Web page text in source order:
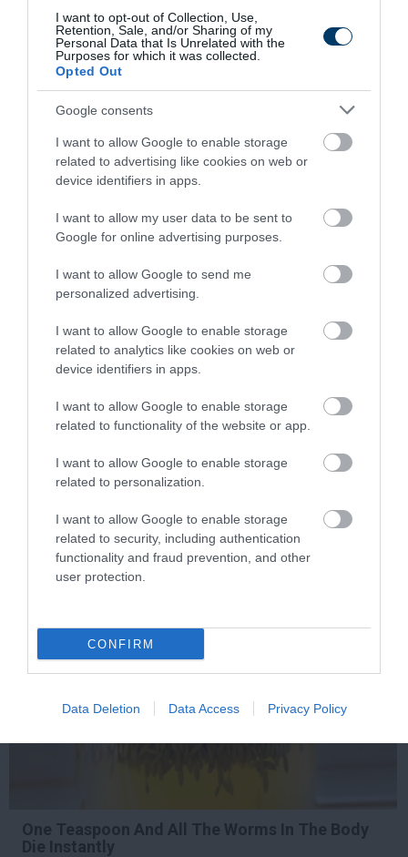
I want to opt-out of Collection, Use,
Retention, Sale, and/or Sharing of my
Personal Data that Is Unrelated with the
Purposes for which it was collected.
Opted Out
Google consents
I want to allow Google to enable storage
related to advertising like cookies on web or
device identifiers in apps.
I want to allow my user data to be sent to
Google for online advertising purposes.
I want to allow Google to send me
personalized advertising.
I want to allow Google to enable storage
related to analytics like cookies on web or
device identifiers in apps.
I want to allow Google to enable storage
related to functionality of the website or app.
I want to allow Google to enable storage
related to personalization.
I want to allow Google to enable storage
related to security, including authentication
functionality and fraud prevention, and other
user protection.
CONFIRM
Data Deletion Data Access Privacy Policy
Stop Eating These 3 Foods That Are Known to
Cause Parasites
425 129 246
5 Hidden Signs You Have Worms Inside Your
Body
323 58
One Teaspoon And All The Worms In The Body
Die Instantly